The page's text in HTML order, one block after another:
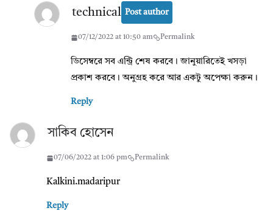
technical Post author
07/12/2022 at 10:50 am Permalink
ডিসেম্বরে সব এন্ট্রি শেষ করবে। জানুয়ারিতেই খসড়া
প্রকাশ করবে। অনুগ্রহ করে আর একটু অপেক্ষা করুন।
Reply
সাকিব হোসেন
07/06/2022 at 1:06 pm Permalink
Kalkini.madaripur
Reply